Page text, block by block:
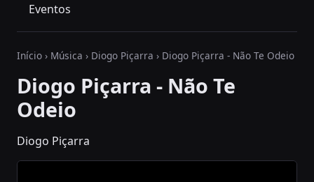
Eventos
Início › Música › Diogo Piçarra › Diogo Piçarra - Não Te Odeio
Diogo Piçarra - Não Te
Odeio
Diogo Piçarra